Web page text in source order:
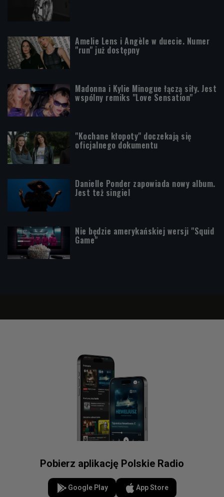
Amelie Lens i Angèle w duecie. Numer
"run" już dostępny
Madonna i Kylie Minogue łączą siły. Jest
wspólny remiks "Love Sensation"
"Kochane kłopoty" doczekają się
oficjalnego dokumentu
Danielle Ponder zapowiada nowy album.
Jest też singiel
Nie będzie amerykańskiej wersji "Squid
Game"
Pobierz aplikację Polskie Radio
Google Play App Store